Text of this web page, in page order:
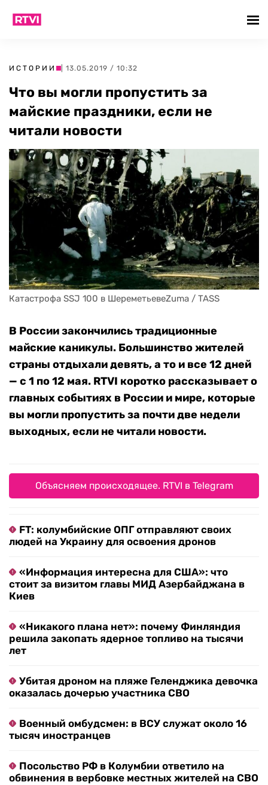
ИСТОРИИ | 13.05.2019 / 10:32
Что вы могли пропустить за
майские праздники, если не
читали новости
Катастрофа SSJ 100 в ШереметьевеZuma / TASS
В России закончились традиционные
майские каникулы. Большинство жителей
страны отдыхали девять, а то и все 12 дней
— с 1 по 12 мая. RTVI коротко рассказывает о
главных событиях в России и мире, которые
вы могли пропустить за почти две недели
выходных, если не читали новости.
Объясняем происходящее. RTVI в Telegram
FT: колумбийские ОПГ отправляют своих
людей на Украину для освоения дронов
«Информация интересна для США»: что
стоит за визитом главы МИД Азербайджана в
Киев
«Никакого плана нет»: почему Финляндия
решила закопать ядерное топливо на тысячи
лет
Убитая дроном на пляже Геленджика девочка
оказалась дочерью участника СВО
Военный омбудсмен: в ВСУ служат около 16
тысяч иностранцев
Посольство РФ в Колумбии ответило на
обвинения в вербовке местных жителей на СВО